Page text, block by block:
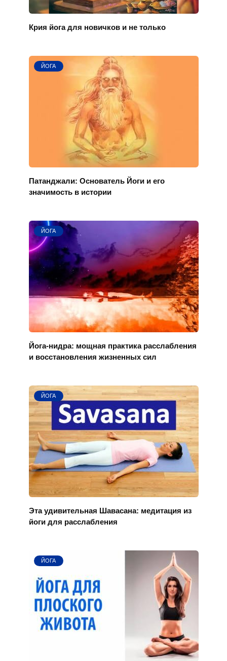
Крия йога для новичков и не только
ЙОГА
Патанджали: Основатель Йоги и его
значимость в истории
ЙОГА
Йога-нидра: мощная практика расслабления
и восстановления жизненных сил
ЙОГА
Эта удивительная Шавасана: медитация из
йоги для расслабления
ЙОГА